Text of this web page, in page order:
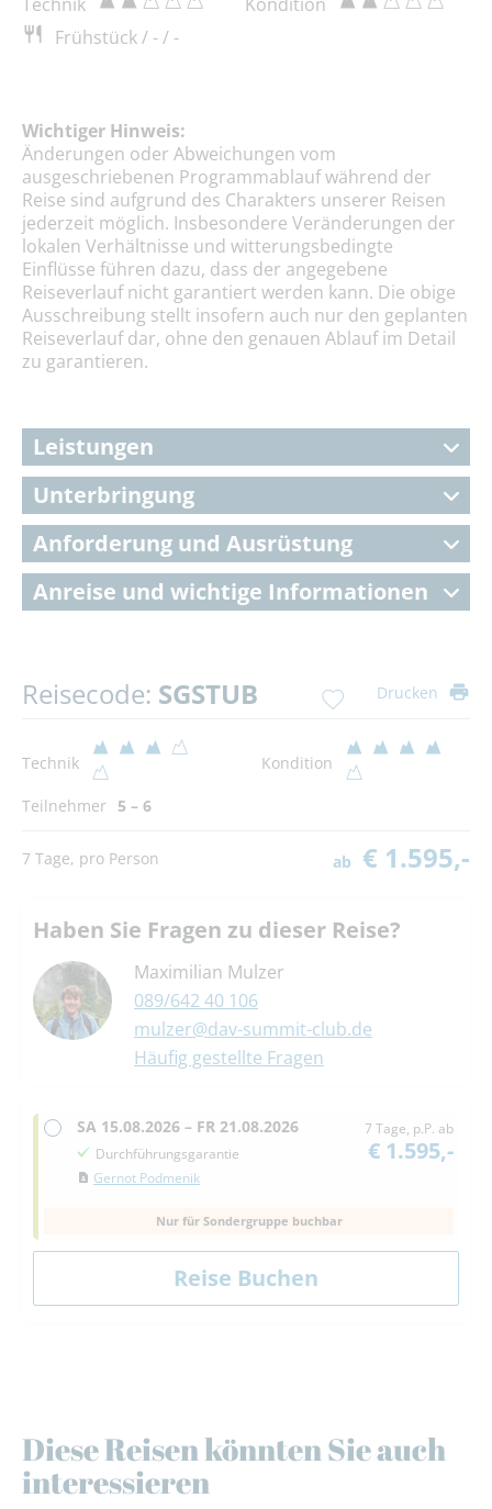
Frühstück / - / -
Wichtiger Hinweis:
Änderungen oder Abweichungen vom
ausgeschriebenen Programmablauf während der
Reise sind aufgrund des Charakters unserer Reisen
jederzeit möglich. Insbesondere Veränderungen der
lokalen Verhältnisse und witterungsbedingte
Einflüsse führen dazu, dass der angegebene
Reiseverlauf nicht garantiert werden kann. Die obige
Ausschreibung stellt insofern auch nur den geplanten
Reiseverlauf dar, ohne den genauen Ablauf im Detail
zu garantieren.
Leistungen
Unterbringung
Anforderung und Ausrüstung
Anreise und wichtige Informationen
Reisecode: SGSTUB Drucken
Technik Kondition
Teilnehmer 5 – 6
7 Tage, pro Person ab € 1.595,-
Haben Sie Fragen zu dieser Reise?
Maximilian Mulzer
089/642 40 106
mulzer@dav-summit-club.de
Häufig gestellte Fragen
SA 15.08.2026 – FR 21.08.2026
Durchführungsgarantie
Gernot Podmenik
7 Tage, p.P. ab
€ 1.595,-
Nur für Sondergruppe buchbar
Diese Reisen könnten Sie auch
interessieren